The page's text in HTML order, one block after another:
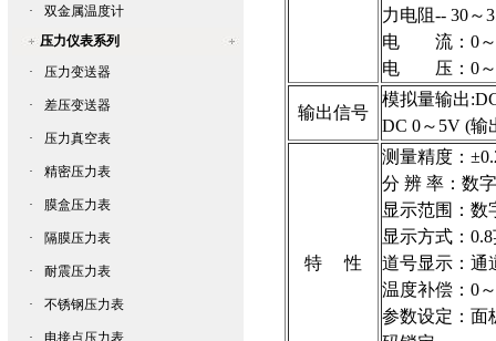
·
双金属温度计
压力仪表系列
·
压力变送器
· 差压变送器
· 压力真空表
· 精密压力表
· 膜盒压力表
· 隔膜压力表
· 耐震压力表
· 不锈钢压力表
力电阻-- 30～
电 流：0
电 压
输出信号
模拟量输出
DC 0～5V (输
特 性
测量精度
分 辨 率 ： 数
显示范围 ： 数
显示方式 ：
道号显示 ： 通
温度补偿 ： 0
参数设定 ： 面